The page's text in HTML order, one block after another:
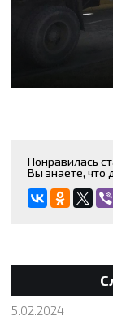
Понравилась
Вы знаете, что
5.02.2024